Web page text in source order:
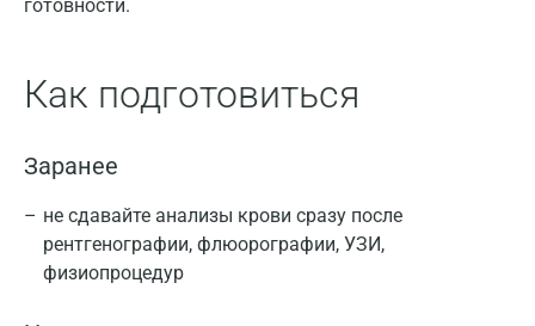
готовности.
Как подготовиться
Заранее
не сдавайте анализы крови сразу после
рентгенографии, флюорографии, УЗИ,
физиопроцедур